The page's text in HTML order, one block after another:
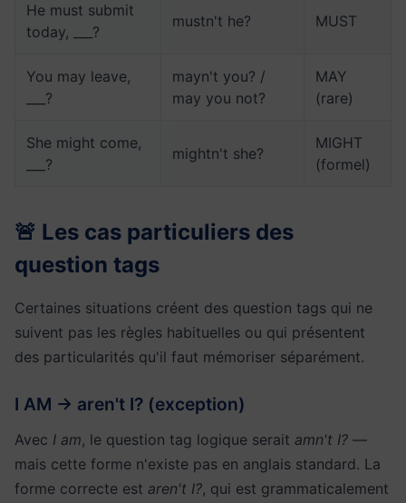
He must submit
today, ___?
mustn't he? MUST
You may leave,
___?
mayn't you? /
may you not?
MAY
(rare)
She might come,
___?
mightn't she?
MIGHT
(formel)
🚨 Les cas particuliers des
question tags
Certaines situations créent des question tags qui ne
suivent pas les règles habituelles ou qui présentent
des particularités qu'il faut mémoriser séparément.
I AM → aren't I? (exception)
Avec I am, le question tag logique serait amn't I? —
mais cette forme n'existe pas en anglais standard. La
forme correcte est aren't I?, qui est grammaticalement